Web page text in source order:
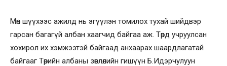
Мөн шүүхээс ажилд нь эгүүлэн томилох тухай шийдвэр
гарсан багагүй албан хаагчид байгаа аж. Төрд учруулсан
хохирол их хэмжээтэй байгаад анхаарах шаардлагатай
байгааг Төрийн албаны зөвлөлийн гишүүн Б.Идэрчулуун